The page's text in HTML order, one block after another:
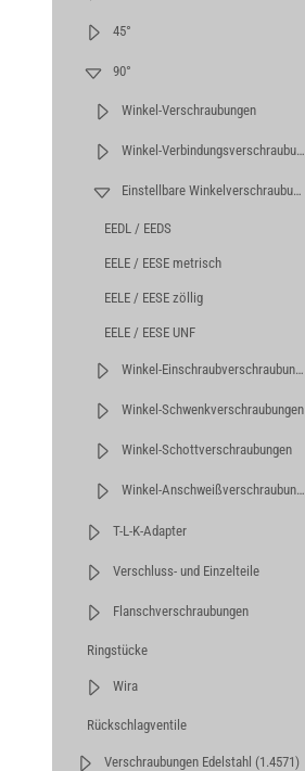
45°
90°
Winkel-Verschraubungen
Winkel-Verbindungsverschraubungen
Einstellbare Winkelverschraubungen
EEDL / EEDS
EELE / EESE metrisch
EELE / EESE zöllig
EELE / EESE UNF
Winkel-Einschraubverschraubungen
Winkel-Schwenkverschraubungen
Winkel-Schottverschraubungen
Winkel-Anschweißverschraubungen
T-L-K-Adapter
Verschluss- und Einzelteile
Flanschverschraubungen
Ringstücke
Wira
Rückschlagventile
Verschraubungen Edelstahl (1.4571)